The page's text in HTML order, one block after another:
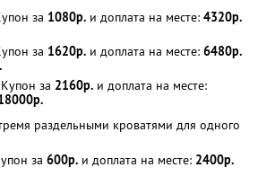
за 1080р. и доплата на месте: 4320р.
за 1620р. и доплата на месте: 6480р.
за 2160р. и доплата на месте:
раздельными кроватями для одного
за 600р. и доплата на месте: 2400р.